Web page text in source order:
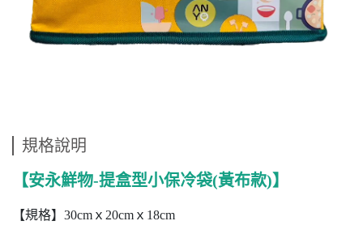
規格說明
【安永鮮物-提盒型小保冷袋(黃布款)】
【規格】30cmｘ20cmｘ18cm